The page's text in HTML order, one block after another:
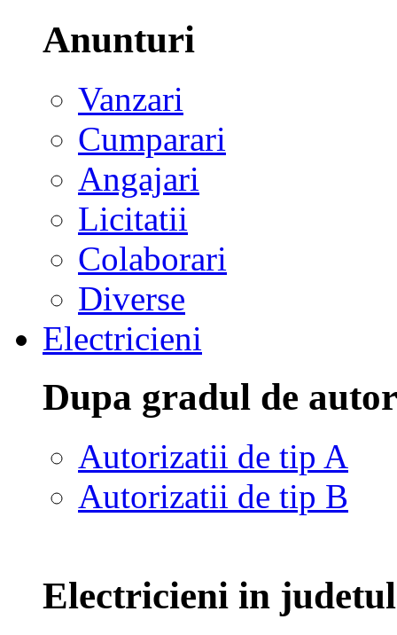
Anunturi
Vanzari
Cumparari
Angajari
Licitatii
Colaborari
Diverse
Electricieni
Dupa gradul de
Autorizatii de tip A
Autorizatii de tip B
Electricieni in